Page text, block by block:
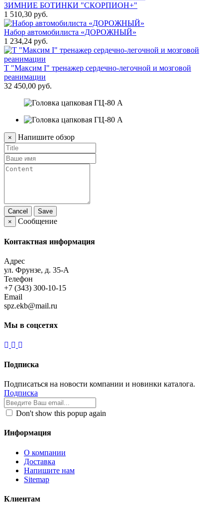
ЗИМНИЕ БОТИНКИ "СКОРПИОН+"
1 510,30 руб.
Набор автомобилиста «ДОРОЖНЫЙ»
1 234,24 руб.
Т "Максим I" тренажер сердечно-легочной и мозговой
реанимации
32 450,00 руб.
× Напишите обзор
Cancel
Save
×
Сообщение
Контактная информация
Адрес
ул. Фрунзе, д. 35-А
Телефон
+7 (343) 300-10-15
Email
spz.ekb@mail.ru
Мы в соцсетях
Подписка
Подписаться на новости компании и новинки каталога.
Подписка
Don't show this popup again
Информация
О компании
Доставка
Напишите нам
Sitemap
Клиентам